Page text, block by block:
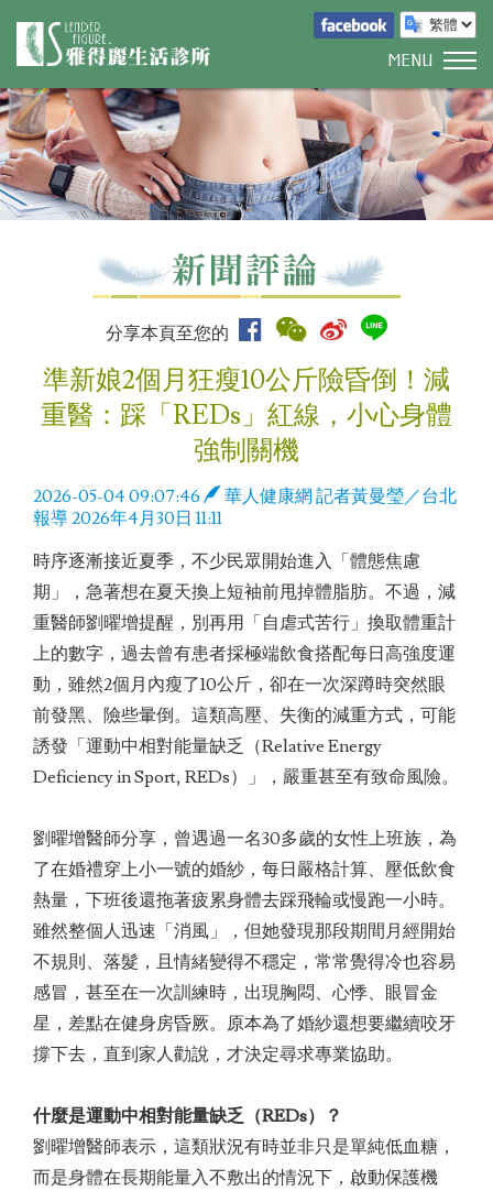
MENU
分享本頁至您的
準新娘2個月狂瘦10公斤險昏倒！減
重醫：踩「REDs」紅線，小心身體
強制關機
2026-05-04 09:07:46
華人健康網 記者黃曼瑩／台北
報導 2026年4月30日 11:11
時序逐漸接近夏季，不少民眾開始進入「體態焦慮
期」，急著想在夏天換上短袖前甩掉體脂肪。不過，減
重醫師劉曜增提醒，別再用「自虐式苦行」換取體重計
上的數字，過去曾有患者採極端飲食搭配每日高強度運
動，雖然2個月內瘦了10公斤，卻在一次深蹲時突然眼
前發黑、險些暈倒。這類高壓、失衡的減重方式，可能
誘發「運動中相對能量缺乏（Relative Energy
Deficiency in Sport, REDs）」，嚴重甚至有致命風險。
劉曜增醫師分享，曾遇過一名30多歲的女性上班族，為
了在婚禮穿上小一號的婚紗，每日嚴格計算、壓低飲食
熱量，下班後還拖著疲累身體去踩飛輪或慢跑一小時。
雖然整個人迅速「消風」，但她發現那段期間月經開始
不規則、落髮，且情緒變得不穩定，常常覺得冷也容易
感冒，甚至在一次訓練時，出現胸悶、心悸、眼冒金
星，差點在健身房昏厥。原本為了婚紗還想要繼續咬牙
撐下去，直到家人勸說，才決定尋求專業協助。
什麼是運動中相對能量缺乏（REDs）？
劉曜增醫師表示，這類狀況有時並非只是單純低血糖，
而是身體在長期能量入不敷出的情況下，啟動保護機